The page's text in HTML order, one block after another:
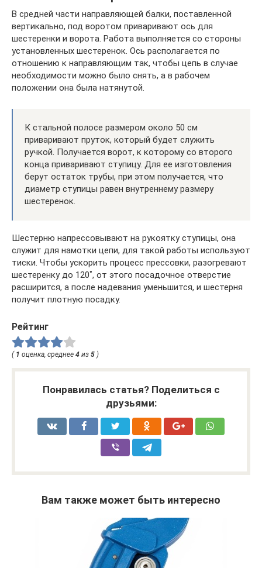
В средней части направляющей балки, поставленной
вертикально, под воротом приваривают ось для
шестеренки и ворота. Работа выполняется со стороны
установленных шестеренок. Ось располагается по
отношению к направляющим так, чтобы цепь в случае
необходимости можно было снять, а в рабочем
положении она была натянутой.
К стальной полосе размером около 50 см
приваривают пруток, который будет служить
ручкой. Получается ворот, к которому со второго
конца приваривают ступицу. Для ее изготовления
берут остаток трубы, при этом получается, что
диаметр ступицы равен внутреннему размеру
шестеренок.
Шестерню напрессовывают на рукоятку ступицы, она
служит для намотки цепи, для такой работы используют
тиски. Чтобы ускорить процесс прессовки, разогревают
шестеренку до 120˚, от этого посадочное отверстие
расширится, а после надевания уменьшится, и шестерня
получит плотную посадку.
Рейтинг
( 1 оценка, среднее 4 из 5 )
Понравилась статья? Поделиться с
друзьями:
Вам также может быть интересно